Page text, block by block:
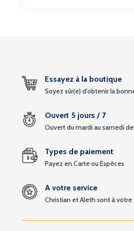
Essayez à la boutique
Soyez sûr(e) d'obtenir la
Ouvert 5 jours / 7
Ouvert du mardi au samedi
Types de paiement
Payez en Carte ou Espèces
A votre service
Christian et Aleth sont à